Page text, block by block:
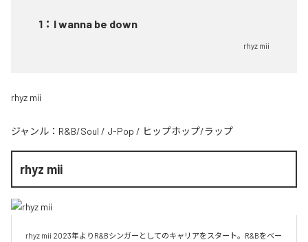
1 ： I wanna be down
rhyz mii
rhyz mii
ジャンル： R&B/Soul / J-Pop / ヒップホップ/ラップ
rhyz mii
rhyz mii 2023年よりR&Bシンガーとしてのキャリアをスタート。R&Bをベー